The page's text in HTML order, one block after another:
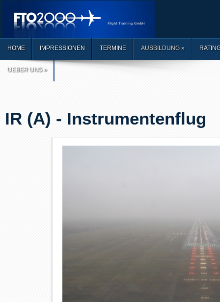
HOME IMPRESSIONEN TERMINE AUSBILDUNG»
UEBER UNS»
IR (A) - Instrumentenflug